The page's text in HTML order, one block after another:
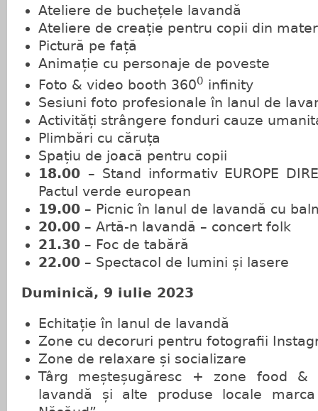
Ateliere de buchețele lavandă
Ateliere de creație pentru copii din
Pictură pe față
Animație cu personaje de poveste
Foto & video booth 3600 infinity
Sesiuni foto profesionale în lanul de
Activități strângere fonduri cauze
Plimbări cu căruța
Spațiu de joacă pentru copii
18.00 – Stand informativ EUROPE
Pactul verde european
19.00 – Picnic în lanul de lavandă cu
20.00 – Artă-n lavandă – concert folk
21.30 – Foc de tabără
22.00 – Spectacol de lumini și lasere
Duminică, 9 iulie 2023
Echitație în lanul de lavandă
Zone cu decoruri pentru fotografii
Zone de relaxare și socializare
Târg meșteșugăresc + zone food
lavandă și alte produse locale